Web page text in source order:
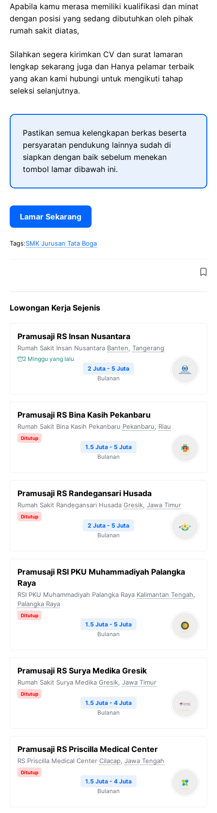
Apabila kamu merasa memiliki kualifikasi dan minat
dengan posisi yang sedang dibutuhkan oleh pihak
rumah sakit diatas,
Silahkan segera kirimkan CV dan surat lamaran
lengkap sekarang juga dan Hanya pelamar terbaik
yang akan kami hubungi untuk mengikuti tahap
seleksi selanjutnya.
Pastikan semua kelengkapan berkas beserta
persyaratan pendukung lainnya sudah di
siapkan dengan baik sebelum menekan
tombol lamar dibawah ini.
Lamar Sekarang
Tags:SMK Jurusan Tata Boga
Lowongan Kerja Sejenis
Pramusaji RS Insan Nusantara
Rumah Sakit Insan Nusantara Banten, Tangerang
2 Minggu yang lalu
2 Juta - 5 Juta
Bulanan
Pramusaji RS Bina Kasih Pekanbaru
Rumah Sakit Bina Kasih Pekanbaru Pekanbaru, Riau
Ditutup
1.5 Juta - 5 Juta
Bulanan
Pramusaji RS Randegansari Husada
Rumah Sakit Randegansari Husada Gresik, Jawa Timur
Ditutup
2 Juta - 5 Juta
Bulanan
Pramusaji RSI PKU Muhammadiyah Palangka
Raya
RSI PKU Muhammadiyah Palangka Raya Kalimantan Tengah,
Palangka Raya
Ditutup
1.5 Juta - 5 Juta
Bulanan
Pramusaji RS Surya Medika Gresik
Rumah Sakit Surya Medika Gresik, Jawa Timur
Ditutup
1.5 Juta - 4 Juta
Bulanan
Pramusaji RS Priscilla Medical Center
RS Priscilla Medical Center Cilacap, Jawa Tengah
Ditutup
1.5 Juta - 4 Juta
Bulanan